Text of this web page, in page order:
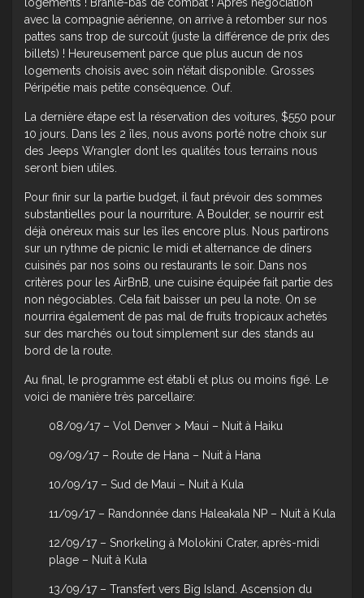
avec la compagnie aérienne, on arrive à retomber sur nos
pattes sans trop de surcoût (juste la différence de prix des
billets) ! Heureusement parce que plus aucun de nos
logements choisis avec soin n’était disponible. Grosses
Péripétie mais petite conséquence. Ouf.
La dernière étape est la réservation des voitures, $550 pour
10 jours. Dans les 2 îles, nous avons porté notre choix sur
des Jeeps Wrangler dont les qualités tous terrains nous
seront bien utiles.
Pour finir sur la partie budget, il faut prévoir des sommes
substantielles pour la nourriture. A Boulder, se nourrir est
déjà onéreux mais sur les îles encore plus. Nous partirons
sur un rythme de picnic le midi et alternance de dîners
cuisinés par nos soins ou restaurants le soir. Dans nos
critères pour les AirBnB, une cuisine équipée fait partie des
non négociables. Cela fait baisser un peu la note. On se
nourrira également de pas mal de fruits tropicaux achetés
sur des marchés ou tout simplement sur des stands au
bord de la route.
Au final, le programme est établi et plus ou moins figé. Le
voici de manière très parcellaire:
08/09/17 – Vol Denver > Maui – Nuit à Haiku
09/09/17 – Route de Hana – Nuit à Hana
10/09/17 – Sud de Maui – Nuit à Kula
11/09/17 – Randonnée dans Haleakala NP – Nuit à Kula
12/09/17 – Snorkeling à Molokini Crater, après-midi
plage – Nuit à Kula
13/09/17 – Transfert vers Big Island. Ascension du